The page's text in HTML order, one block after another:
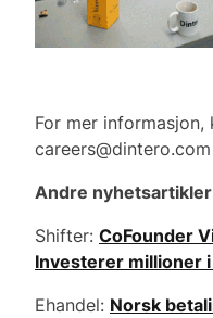
For mer
careers@dintero.com
Andre
Shifter: CoFounder
Investerer millioner
Ehandel: Norsk